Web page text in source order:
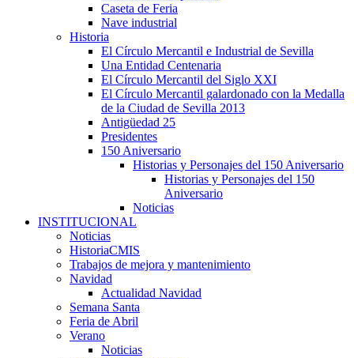
Caseta de Feria
Nave industrial
Historia
El Círculo Mercantil e Industrial de Sevilla
Una Entidad Centenaria
El Círculo Mercantil del Siglo XXI
El Círculo Mercantil galardonado con la Medalla
de la Ciudad de Sevilla 2013
Antigüedad 25
Presidentes
150 Aniversario
Historias y Personajes del 150 Aniversario
Historias y Personajes del 150
Aniversario
Noticias
INSTITUCIONAL
Noticias
HistoriaCMIS
Trabajos de mejora y mantenimiento
Navidad
Actualidad Navidad
Semana Santa
Feria de Abril
Verano
Noticias